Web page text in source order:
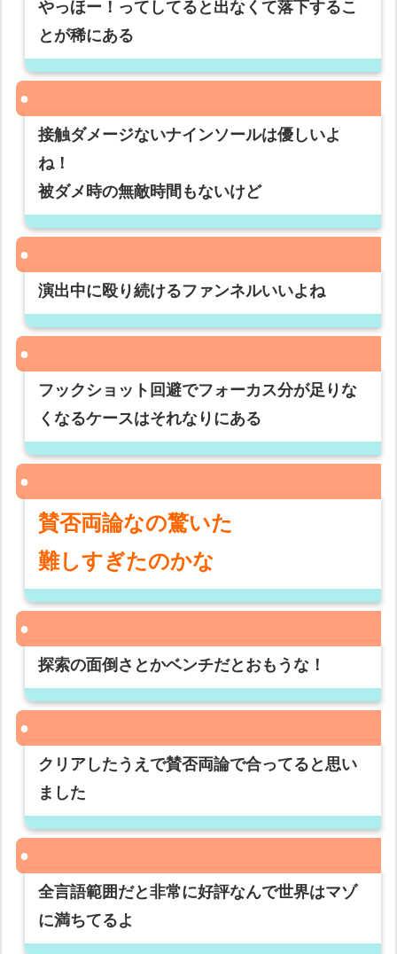
やっほー！ってしてると出なくて落下するこ
とが稀にある
接触ダメージないナインソールは優しいよ
ね！
被ダメ時の無敵時間もないけど
演出中に殴り続けるファンネルいいよね
フックショット回避でフォーカス分が足りな
くなるケースはそれなりにある
賛否両論なの驚いた
難しすぎたのかな
探索の面倒さとかベンチだとおもうな！
クリアしたうえで賛否両論で合ってると思い
ました
全言語範囲だと非常に好評なんで世界はマゾ
に満ちてるよ